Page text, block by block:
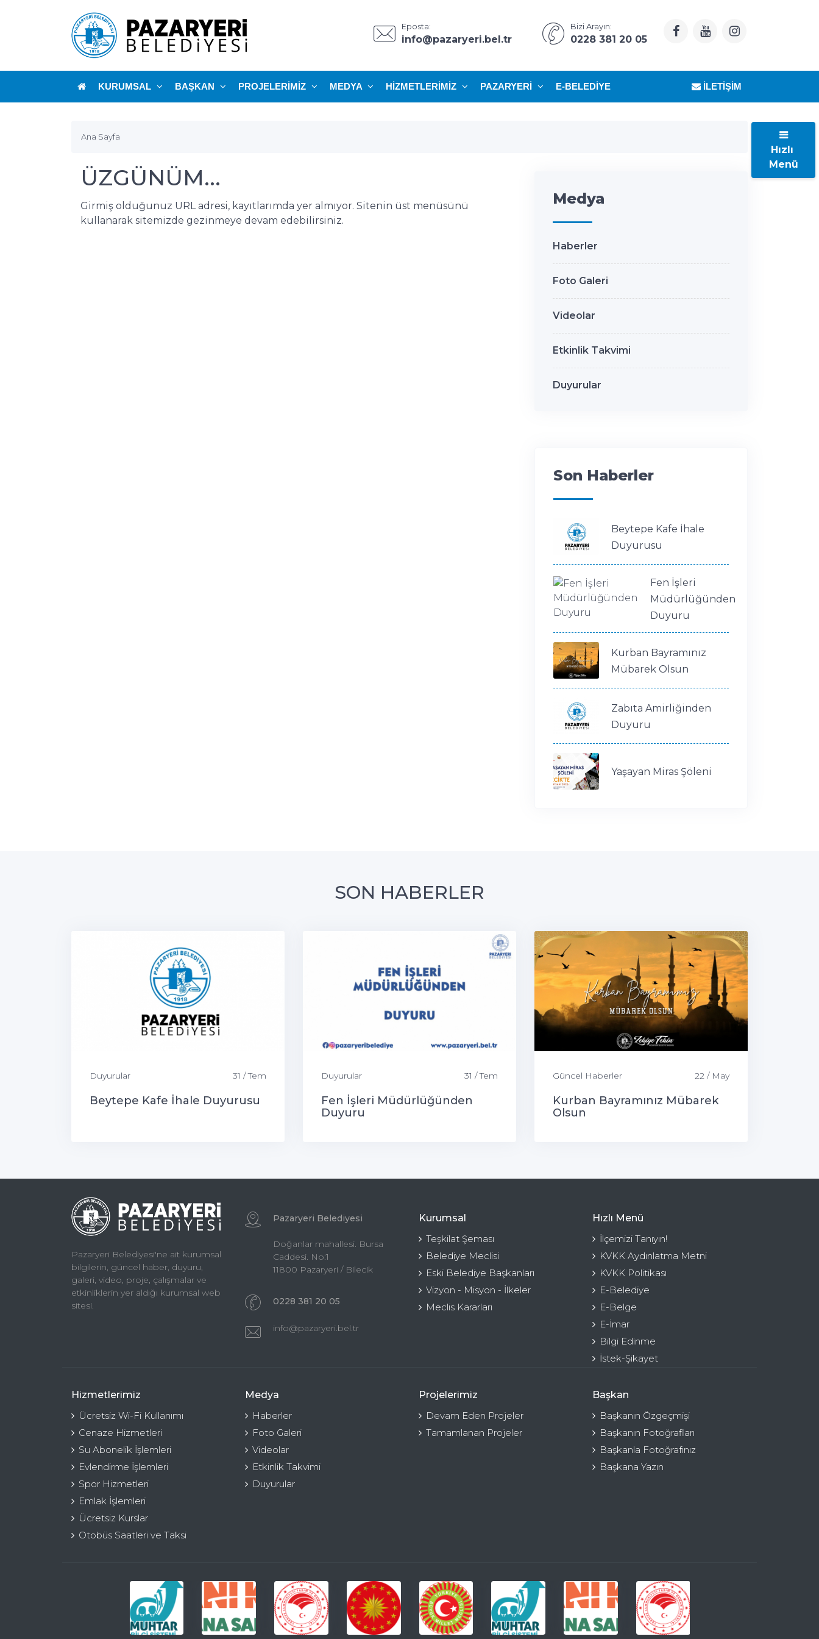
Eposta:
info@pazaryeri.bel.tr
Bizi Arayın:
0228 381 20 05
KURUMSAL BAŞKAN PROJELERIMIZ MEDYA HIZMETLERIMIZ PAZARYERI E-BELEDIYE İLETIŞIM
Ana Sayfa
ÜZGÜNÜM...
Girmiş olduğunuz URL adresi, kayıtlarımda yer almıyor. Sitenin üst menüsünü
kullanarak sitemizde gezinmeye devam edebilirsiniz.
Medya
Haberler
Foto Galeri
Videolar
Etkinlik Takvimi
Duyurular
Son Haberler
Beytepe Kafe İhale
Duyurusu
Fen İşleri
Müdürlüğünden
Duyuru
Kurban Bayramınız
Mübarek Olsun
Zabıta Amirliğinden
Duyuru
Yaşayan Miras Şöleni
SON HABERLER
Duyurular 31 / Tem
Beytepe Kafe İhale Duyurusu
Duyurular 31 / Tem
Fen İşleri Müdürlüğünden
Duyuru
Güncel Haberler 22 / May
Kurban Bayramınız Mübarek
Olsun
Pazaryeri Belediyesi'ne ait kurumsal
bilgilerin, güncel haber, duyuru,
galeri, video, proje, çalışmalar ve
etkinliklerin yer aldığı kurumsal web
sitesi.
Pazaryeri Belediyesi
Doğanlar mahallesi. Bursa
Caddesi. No:1
11800 Pazaryeri / Bilecik
0228 381 20 05
info@pazaryeri.bel.tr
Kurumsal
Teşkilat Şeması
Belediye Meclisi
Eski Belediye Başkanları
Vizyon - Misyon - İlkeler
Meclis Kararları
Hızlı Menü
İlçemizi Tanıyın!
KVKK Aydınlatma Metni
KVKK Politikası
E-Belediye
E-Belge
E-İmar
Bilgi Edinme
İstek-Şikayet
Hizmetlerimiz
Ücretsiz Wi-Fi Kullanımı
Cenaze Hizmetleri
Su Abonelik İşlemleri
Evlendirme İşlemleri
Spor Hizmetleri
Emlak İşlemleri
Ücretsiz Kurslar
Otobüs Saatleri ve Taksi
Medya
Haberler
Foto Galeri
Videolar
Etkinlik Takvimi
Duyurular
Projelerimiz
Devam Eden Projeler
Tamamlanan Projeler
Başkan
Başkanın Özgeçmişi
Başkanın Fotoğrafları
Başkanla Fotoğrafınız
Başkana Yazın
Hızlı
Menü